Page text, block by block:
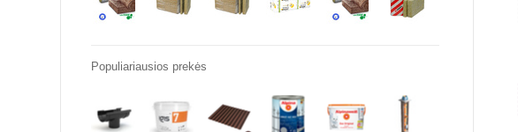
Populiariausios prekės